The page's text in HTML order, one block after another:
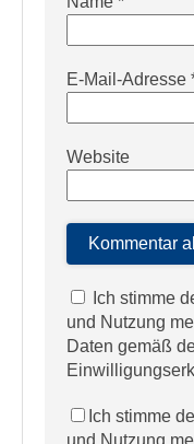
E-Mail-Adresse
Website
Ich stimme
und Nutzung
Daten gemäß
Ich stimme
und Nutzung